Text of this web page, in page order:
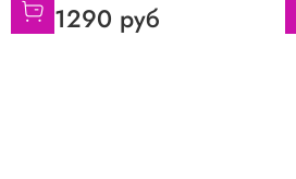
1290 руб